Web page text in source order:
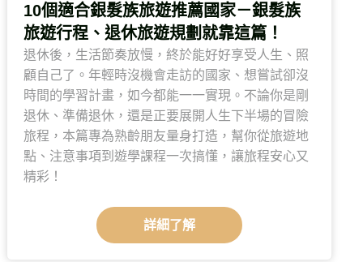
10個適合銀髮族旅遊推薦國家－銀髮族
旅遊行程、退休旅遊規劃就靠這篇！
退休後，生活節奏放慢，終於能好好享受人生、照
顧自己了。年輕時沒機會走訪的國家、想嘗試卻沒
時間的學習計畫，如今都能一一實現。不論你是剛
退休、準備退休，還是正要展開人生下半場的冒險
旅程，本篇專為熟齡朋友量身打造，幫你從旅遊地
點、注意事項到遊學課程一次搞懂，讓旅程安心又
精彩！
詳細了解